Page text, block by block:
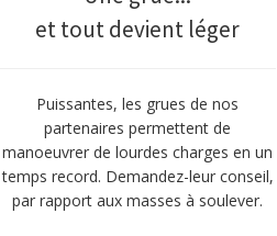
et tout devient léger
Puissantes, les grues de nos
partenaires permettent de
manoeuvrer de lourdes charges en un
temps record. Demandez-leur conseil,
par rapport aux masses à soulever.